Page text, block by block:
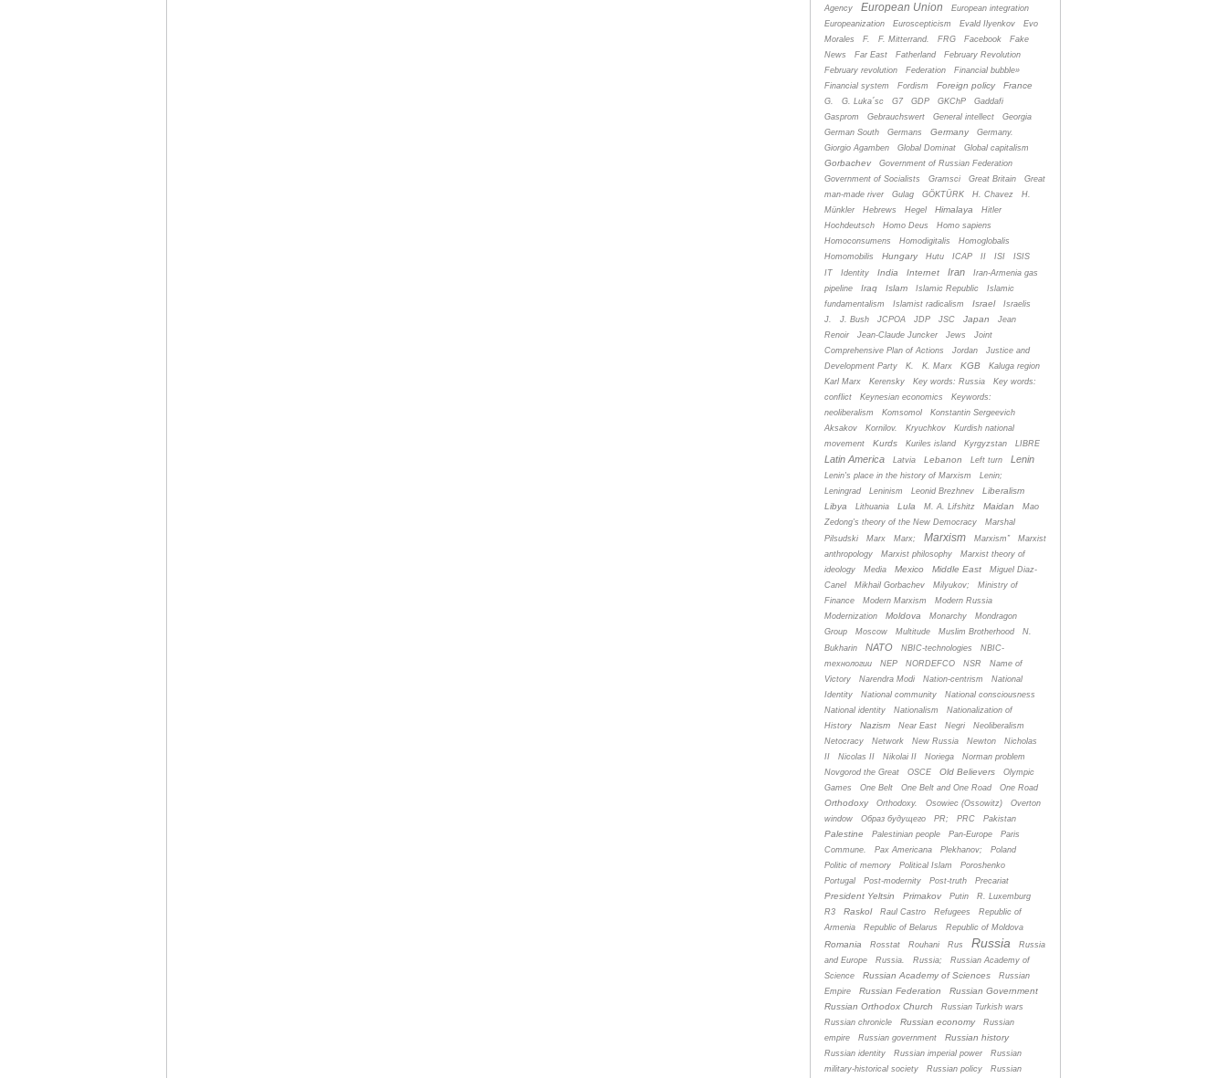
Agency
European Union
European integration
Europeanization
Euroscepticism Evald Ilyenkov
Evo
Morales
F. F. Mitterrand. FRG Facebook
Fake
News
Far East Fatherland
February Revolution
February revolution
Federation
Financial bubble»
Financial system
Fordism Foreign policy France
G. G. Luka´sc G7 GDP GKChP
Gaddafi
Gasprom
Gebrauchswert General intellect
Georgia
German South
Germans Germany
Germany.
Giorgio Agamben
Global Dominat Global capitalism
Gorbachev
Government of Russian Federation
Government of Socialists
Gramsci Great Britain
Great
man-made river
Gulag GÖKTÜRK H. Chavez
H.
Münkler
Hebrews Hegel Himalaya
Hitler
Hochdeutsch
Homo Deus
Homo sapiens
Homoconsumens
Homodigitalis
Homoglobalis
Homomobilis
Hungary Hutu ICAP II ISI
ISIS
IT
Identity India Internet Iran
Iran-Armenia gas
pipeline
Iraq Islam Islamic Republic
Islamic
fundamentalism
Islamist radicalism Israel
Israelis
J.
J. Bush JCPOA JDP JSC Japan
Jean
Renoir
Jean-Claude Juncker Jews
Joint
Comprehensive Plan of Actions
Jordan
Justice and
Development Party
K. K. Marx KGB
Kaluga region
Karl Marx
Kerensky Key words: Russia
Key words:
conflict
Keynesian economics
Keywords:
neoliberalism
Komsomol
Konstantin Sergeevich
Aksakov
Kornilov. Kryuchkov
Kurdish national
movement
Kurds Kuriles island Kyrgyzstan LIBRE
Latin America Latvia Lebanon Left turn Lenin
Lenin's place in the history of Marxism
Lenin;
Leningrad
Leninism Leonid Brezhnev
Liberalism
Libya
Lithuania Lula M. A. Lifshitz Maidan
Mao
Zedong's theory of the New Democracy
Marshal
Pilsudski
Marx Marx; Marxism Marxism”
Marxist
anthropology
Marxist philosophy
Marxist theory of
ideology
Media Mexico Middle East
Miguel Diaz-
Canel
Mikhail Gorbachev Milyukov;
Ministry of
Finance
Modern Marxism
Modern Russia
Modernization
Moldova Monarchy
Mondragon
Group
Moscow Multitude Muslim Brotherhood
N.
Bukharin
NATO NBIC-technologies
NBIC-
технологии
NEP NORDEFCO NSR
Name of
Victory
Narendra Modi Nation-centrism
National
Identity
National community
National consciousness
National identity
Nationalism
Nationalization of
History
Nazism Near East Negri
Neoliberalism
Netocracy
Network New Russia Newton
Nicholas
II
Nicolas II Nikolai II Noriega
Norman problem
Novgorod the Great
OSCE Old Believers
Olympic
Games
One Belt One Belt and One Road One Road
Orthodoxy Orthodoxy. Osowiec (Ossowitz)
Overton
window
Oбраз будущего PR; PRC Pakistan
Palestine Palestinian people Pan-Europe
Paris
Commune.
Pax Americana Plekhanov;
Poland
Politic of memory
Political Islam
Poroshenko
Portugal
Post-modernity Post-truth Precariat
President Yeltsin Primakov Putin
R. Luxemburg
R3
Raskol Raul Castro Refugees
Republic of
Armenia
Republic of Belarus Republic of Moldova
Romania Rosstat Rouhani Rus Russia
Russia
and Europe
Russia. Russia;
Russian Academy of
Science
Russian Academy of Sciences
Russian
Empire
Russian Federation
Russian Government
Russian Orthodox Church
Russian Turkish wars
Russian chronicle
Russian economy
Russian
empire
Russian government Russian history
Russian identity Russian imperial power
Russian
military-historical society
Russian policy Russian